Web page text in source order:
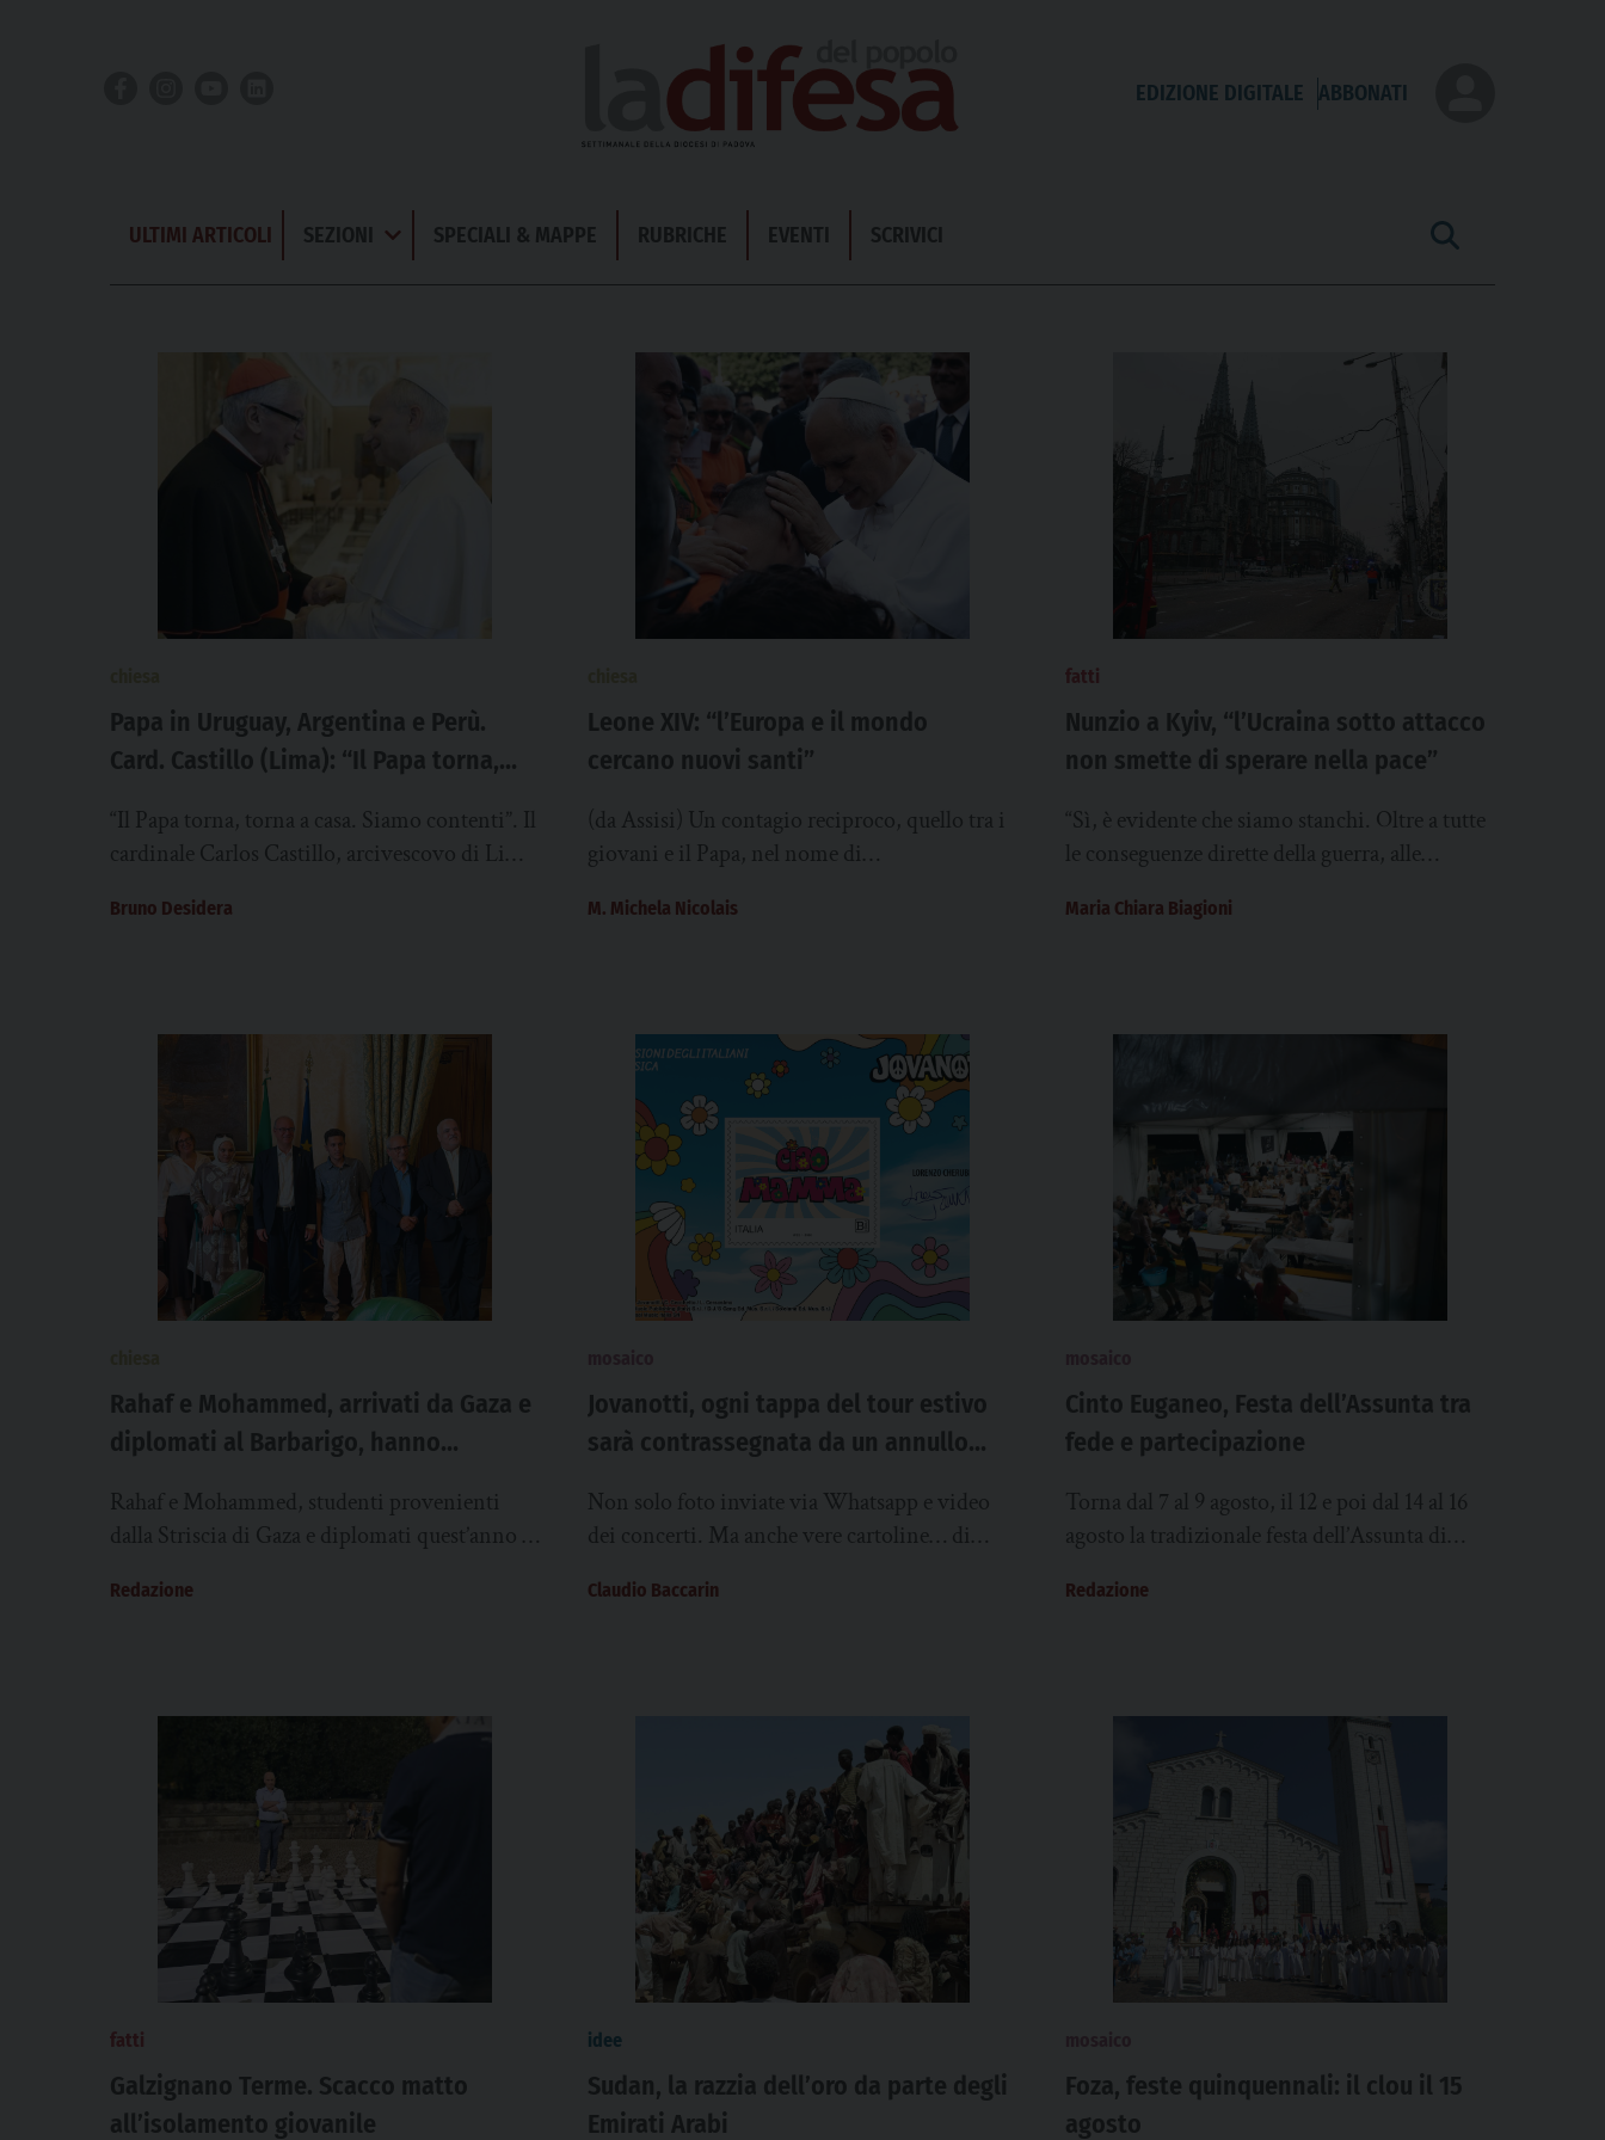
EDIZIONE DIGITALE ABBONATI
ULTIMI ARTICOLI SEZIONI
Apri
Menu
SPECIALI & MAPPE RUBRICHE EVENTI SCRIVICI
Papa in Uruguay, Argentina e Perù.
Card. Castillo (Lima): “Il Papa torna,
“Il Papa torna, torna a casa. Siamo contenti”. Il
cardinale Carlos Castillo, arcivescovo di Lima
la...
Bruno Desidera
Leone XIV: “l’Europa e il mondo
cercano nuovi santi”
(da Assisi) Un contagio reciproco, quello tra i
giovani e il Papa, nel nome di
iniziative organizzate...
M. Michela Nicolais
fatti
Nunzio a Kyiv, “l’Ucraina sotto attacco
non smette di sperare nella pace”
“Sì, è evidente che siamo stanchi. Oltre a tutte
le conseguenze dirette della guerra, alle
diplomatiche, spirituali, morali...
Maria Chiara Biagioni
Rahaf e Mohammed, arrivati da Gaza e
diplomati al Barbarigo, hanno
Rahaf e Mohammed, studenti provenienti
dalla Striscia di Gaza e diplomati quest’anno al
Padova, sono stati accolti...
Redazione
Jovanotti, ogni tappa del tour estivo
sarà contrassegnata da un annullo
Non solo foto inviate via Whatsapp e video
dei concerti. Ma anche vere cartoline… di
Claudio Baccarin
Cinto Euganeo, Festa dell’Assunta tra
fede e partecipazione
Torna dal 7 al 9 agosto, il 12 e poi dal 14 al 16
agosto la tradizionale festa dell’Assunta di
Redazione
fatti
Galzignano Terme. Scacco matto
all’isolamento giovanile
idee
Sudan, la razzia dell’oro da parte degli
Emirati Arabi
Foza, feste quinquennali: il clou il 15
agosto